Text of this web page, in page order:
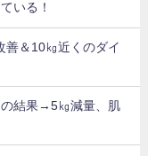
いる！
善＆10㎏近くのダイ
の結果→5㎏減量、肌